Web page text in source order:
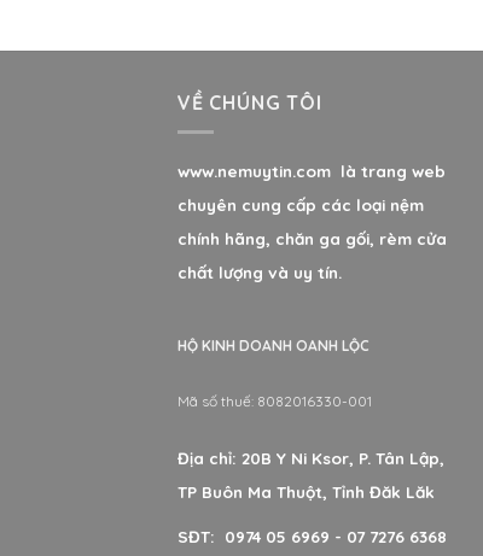
VỀ CHÚNG TÔI
www.nemuytin.com là trang web
chuyên cung cấp các loại nệm
chính hãng, chăn ga gối, rèm cửa
chất lượng và uy tín.
HỘ KINH DOANH OANH LỘC
Mã số thuế: 8082016330-001
Địa chỉ: 20B Y Ni Ksor, P. Tân Lập,
TP Buôn Ma Thuột, Tỉnh Đăk Lăk
SĐT: 0974 05 6969 - 07 7276 6368